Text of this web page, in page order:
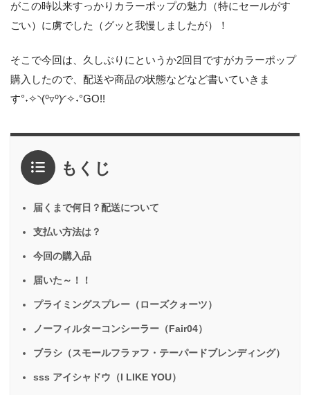
がこの時以来すっかりカラーポップの魅力（特にセールがす
ごい）に虜でした（グッと我慢しましたが）！
そこで今回は、久しぶりにというか2回目ですがカラーポップ
購入したので、配送や商品の状態などなど書いていきま
す°˖✧◝(⁰▿⁰)◜✧˖°GO!!
もくじ
届くまで何日？配送について
支払い方法は？
今回の購入品
届いた～！！
プライミングスプレー（ローズクォーツ）
ノーフィルターコンシーラー（Fair04）
ブラシ（スモールフラァフ・テーパードブレンディング）
sss アイシャドウ（I LIKE YOU）